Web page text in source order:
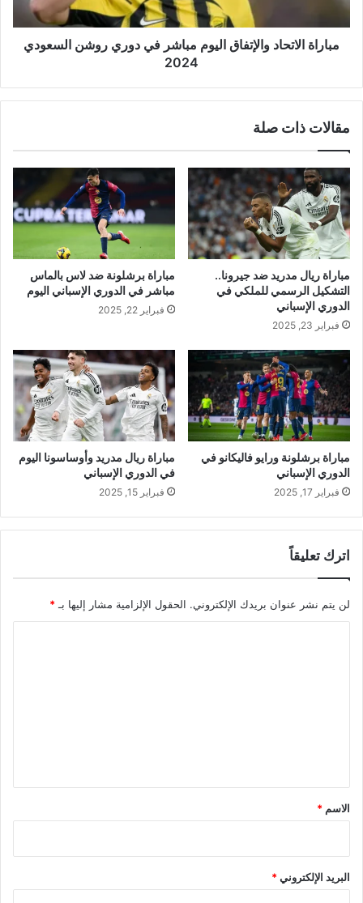
روشن
السعودي
2024
مباراة الاتحاد والإتفاق اليوم مباشر في دوري روشن السعودي
2024
مقالات ذات صلة
مباراة ريال مدريد ضد جيرونا..
التشكيل الرسمي للملكي في
الدوري الإسباني
فبراير 23, 2025
مباراة برشلونة ضد لاس بالماس
مباشر في الدوري الإسباني اليوم
فبراير 22, 2025
مباراة برشلونة ورايو فاليكانو في
الدوري الإسباني
فبراير 17, 2025
مباراة ريال مدريد وأوساسونا اليوم
في الدوري الإسباني
فبراير 15, 2025
اترك تعليقاً
لن يتم نشر عنوان بريدك الإلكتروني. الحقول الإلزامية مشار إليها بـ *
*
الاسم *
البريد الإلكتروني*